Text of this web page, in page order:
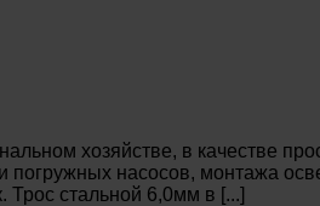
хозяйстве, в качестве
погружных насосов, монтажа
стальной 6,0мм в [...]